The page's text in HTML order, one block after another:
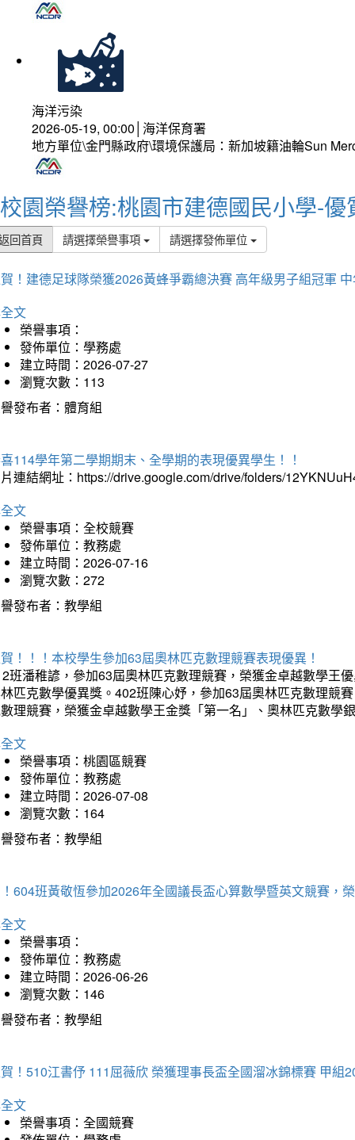
海洋污染
2026-05-19, 00:00│海洋保育署
地方單位\金門縣政府\環境保護局：新加坡籍油輪Sun
校園榮譽榜:桃園市建德國民小學-優
回首頁 請選擇榮譽事項 請選擇發佈單位
！建德足球隊榮獲2026黃蜂爭霸總決賽 高年級男子組冠軍
文
榮譽事項：
發佈單位：學務處
建立時間：2026-07-27
瀏覽次數：113
發布者：體育組
114學年第二學期期末、全學期的表現優異學生！！
連結網址：https://drive.google.com/drive/folders/
文
榮譽事項：全校競賽
發佈單位：教務處
建立時間：2026-07-16
瀏覽次數：272
發布者：教學組
！！！本校學生參加63屆奧林匹克數理競賽表現優異！
班潘稚諺，參加63屆奧林匹克數理競賽，榮獲金卓越數學王
匹克數學優異獎。402班陳心妤，參加63屆奧林匹克數理競
理競賽，榮獲金卓越數學王金獎「第一名」、奧林匹克數學
文
榮譽事項：桃園區競賽
發佈單位：教務處
建立時間：2026-07-08
瀏覽次數：164
發布者：教學組
604班黃敬恆參加2026年全國議長盃心算數學暨英文競賽，
文
榮譽事項：
發佈單位：教務處
建立時間：2026-06-26
瀏覽次數：146
發布者：教學組
！510江書伃 111屈薇欣 榮獲理事長盃全國溜冰錦標賽 甲組
文
榮譽事項：全國競賽